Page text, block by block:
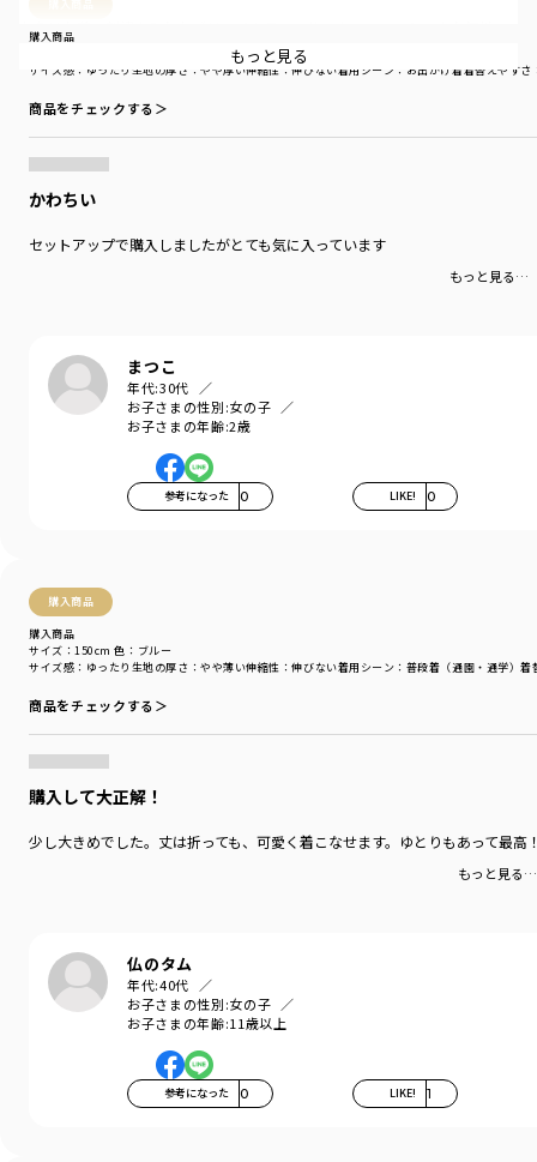
購入商品
サイズ感 ：ゆったり 生地の厚さ ：やや厚い伸縮性 ：伸びない着用シーン ：お出かけ着着替えやすさ
商品をチェックする＞
かわちい
セットアップで購入しましたがとても気に入っています
もっと見る…
まつこ
年代:30代
お子さまの性別:女の子
お子さまの年齢:2歳
参考になった 0 LIKE! 0
購入商品
購入商品
サイズ感 ：ゆったり 生地の厚さ ：やや薄い伸縮性 ：伸びない着用シーン ：普段着（通園・通学）着
サイズ：150cm 色：ブルー
商品をチェックする＞
購入して大正解！
少し大きめでした。丈は折っても、可愛く着こなせます。ゆとりもあって最
もっと見る…
仏のタム
年代:40代
お子さまの性別:女の子
お子さまの年齢:11歳以上
参考になった 0 LIKE! 1
お色はお花の刺繍を入れたブリーチカラーのサックス、ベーシックな無地の
ト）・17-5102-002（デニムビスチェ）とセットアップが◎。
あえてデニムをセットアップで上下合わせてかっこよく着こなすのがOu？の
おすすめスタイリング！
Sing with Denim.
鳥のように自由に、花唄を口ずさむように服と遊ぶ、
おしゃれなこどものデニムクローゼット。
ブランシェスとEDWINによるキッズブランドです。
着用イメージ/カラー：サックス
モデル：身長119.5cm 体重22.5kg
サイズ：サイズ120
シーズン
／ アウトレット
カテゴリ
／ボトムス>ロングパンツ
性別タイプ
GIRL
商品番号
／17-5132-006
もっと見る